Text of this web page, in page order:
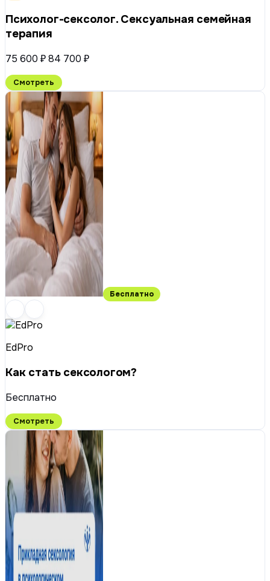
Психолог-сексолог. Сексуальная семейная
терапия
75 600 ₽84 700 ₽
Смотреть
Бесплатно
EdPro
Как стать сексологом?
Бесплатно
Смотреть